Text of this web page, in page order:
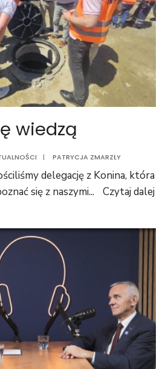
wiedzą
| PATRYCJA ZMARZŁY
delegację z Konina, która
się z naszymi...
Czytaj dalej